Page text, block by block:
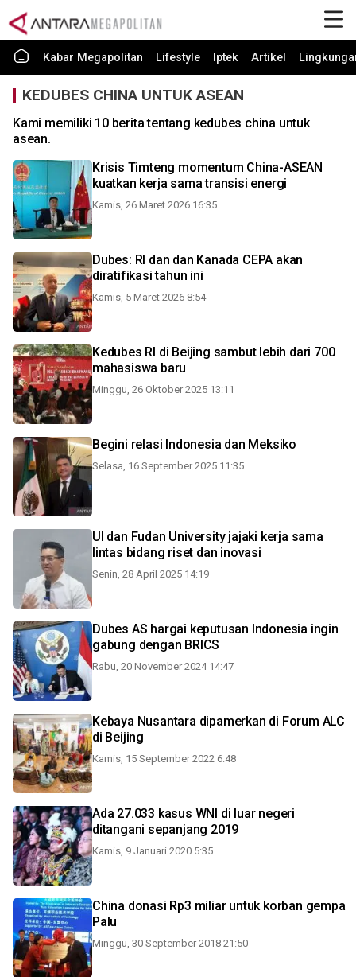
Kabar Megapolitan Lifestyle Iptek Artikel
KEDUBES CHINA UNTUK ASEAN
Kami memiliki 10 berita tentang kedubes china untuk
asean.
Krisis Timteng momentum China-ASEAN
kuatkan kerja sama transisi energi
Kamis, 26 Maret 2026 16:35
Dubes: RI dan dan Kanada CEPA akan
diratifikasi tahun ini
Kamis, 5 Maret 2026 8:54
Kedubes RI di Beijing sambut lebih dari 700
mahasiswa baru
Minggu, 26 Oktober 2025 13:11
Begini relasi Indonesia dan Meksiko
Selasa, 16 September 2025 11:35
UI dan Fudan University jajaki kerja sama
lintas bidang riset dan inovasi
Senin, 28 April 2025 14:19
Dubes AS hargai keputusan Indonesia ingin
gabung dengan BRICS
Rabu, 20 November 2024 14:47
Kebaya Nusantara dipamerkan di Forum ALC
di Beijing
Kamis, 15 September 2022 6:48
Ada 27.033 kasus WNI di luar negeri
ditangani sepanjang 2019
Kamis, 9 Januari 2020 5:35
China donasi Rp3 miliar untuk korban gempa
Palu
Minggu, 30 September 2018 21:50